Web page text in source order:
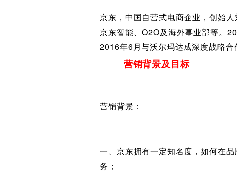
京东，中国自营式电商企业，创始
京东智能、O2O及海外事业部等。
2016年6月与沃尔玛达成深度战略合
营销背景及目标
营销背景：
一、京东拥有一定知名度，如何在
务；